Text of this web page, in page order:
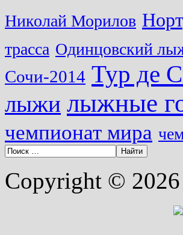
Николай Морилов
трасса Одинцовский
Сочи-2014 Тур де
лыжи лыжные
чемпионат мира
Copyright © 2026